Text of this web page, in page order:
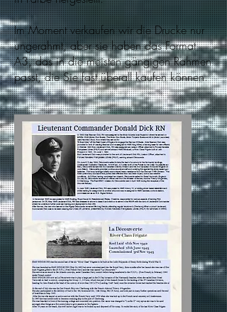
Im Moment verkaufen wir die Drucke nur
ungerahmt, aber sie haben das Format
A3, das in die meisten gängigen Rahmen
passt, die Sie fast überall kaufen können.